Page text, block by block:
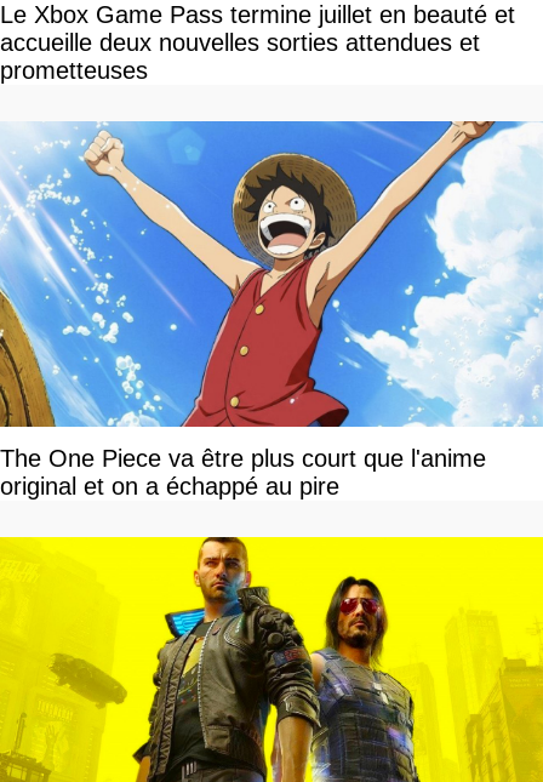
Le Xbox Game Pass termine juillet en beauté et
accueille deux nouvelles sorties attendues et
prometteuses
The One Piece va être plus court que l'anime
original et on a échappé au pire